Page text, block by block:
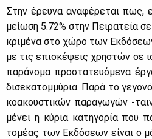
Στην έρευ­να ανα­φέ­ρε­ται πως,
μεί­ω­ση 5.72% στην Πει­ρα­τεία
κρι­μέ­να στο χώ­ρο των
με τις επι­σκέ­ψεις χρη­στών σε
πα­ρά­νο­μα προ­στα­τευό­με­να
δι­σε­κα­τομ­μύ­ρια. Πα­ρά το
κο­α­κου­στι­κών πα­ρα­γω­γών -
μέ­νει η κύ­ρια κα­τη­γο­ρία που
το­μέ­ας των Εκ­δό­σε­ων εί­ναι ο